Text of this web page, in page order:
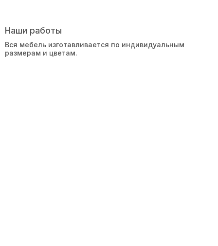
Наши работы
Вся мебель изготавливается по индивидуальным
размерам и цветам.